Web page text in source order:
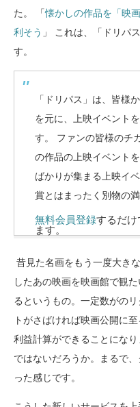
た。 「懐かしの作品を「映
利そう 」 これは、「ドリパ
す。
「ドリパス」は、皆様
を元に、上映イベント
す。 ファンの皆様のチ
の作品の上映イベント
ばかりが集まる上映イ
賞とはまったく別物の
無料会員登録するだけ
ます。
昔見た名画をもう一度大き
したあの映画を映画館で観
るというもの。一定数がの
トがさばければ映画公開に
利益計算ができることにな
ではないだろうか。まるで
った感じです。